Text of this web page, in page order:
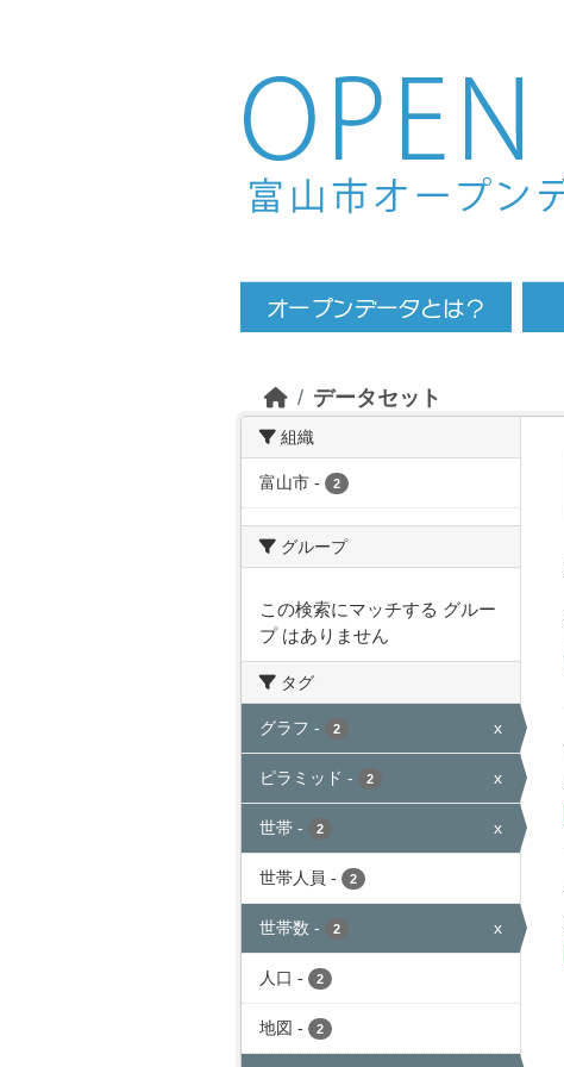
Skip to main content
データセット
組織
富山市 - 2
グループ
この検索にマッチする グルー
プ はありません
タグ
グラフ - 2 x
ピラミッド - 2 x
世帯 - 2 x
世帯人員 - 2
世帯数 - 2 x
人口 - 2
地図 - 2